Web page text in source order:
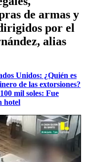
de armas y
por el
alias
Unidos: ¿Quién es
de las extorsiones?
mil soles: Fue
hotel